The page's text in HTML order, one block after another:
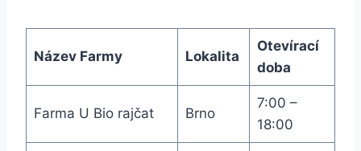
Název Farmy Lokalita
Otevírací
doba
Farma U Bio rajčat Brno
7:00 –
18:00